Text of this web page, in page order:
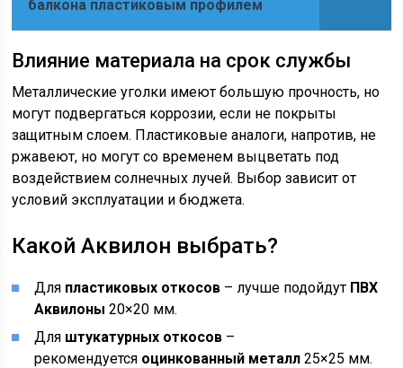
балкона пластиковым профилем
Влияние материала на срок службы
Металлические уголки имеют большую прочность, но
могут подвергаться коррозии, если не покрыты
защитным слоем. Пластиковые аналоги, напротив, не
ржавеют, но могут со временем выцветать под
воздействием солнечных лучей. Выбор зависит от
условий эксплуатации и бюджета.
Какой Аквилон выбрать?
Для пластиковых откосов – лучше подойдут ПВХ
Аквилоны 20×20 мм.
Для штукатурных откосов –
рекомендуется оцинкованный металл 25×25 мм.